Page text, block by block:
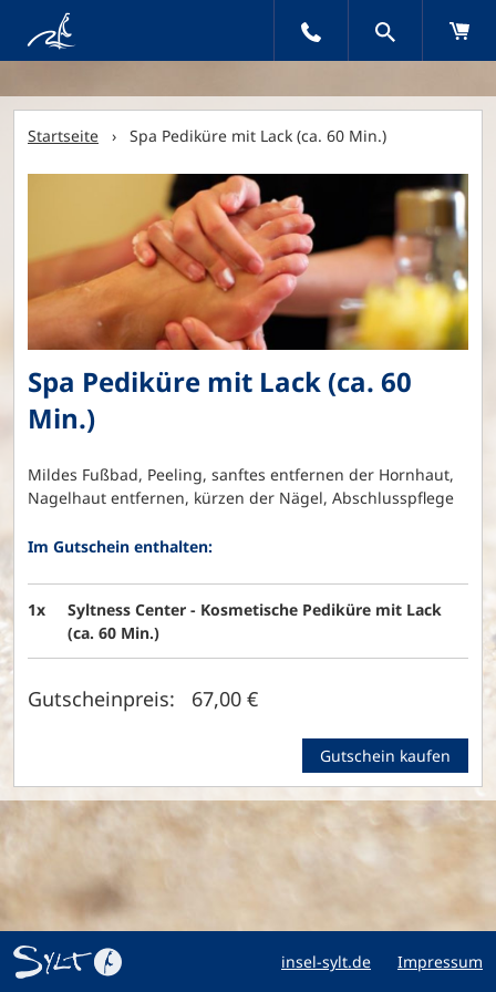
Startseite › Spa Pediküre mit Lack (ca. 60 Min.)
Spa Pediküre mit Lack (ca. 60
Min.)
Mildes Fußbad, Peeling, sanftes entfernen der Hornhaut,
Nagelhaut entfernen, kürzen der Nägel, Abschlusspflege
Im Gutschein enthalten:
1x
Syltness Center - Kosmetische Pediküre mit Lack
(ca. 60 Min.)
Gutscheinpreis: 67,00 €
Gutschein kaufen
insel-sylt.de Impressum